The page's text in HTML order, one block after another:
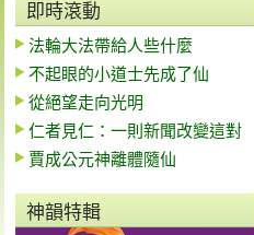
即時滾動
法輪大法帶給人些什麼
不起眼的小道士先成了仙
從絕望走向光明
仁者見仁：一則新聞改變這對
賈成公元神離體隨仙
神韻特輯